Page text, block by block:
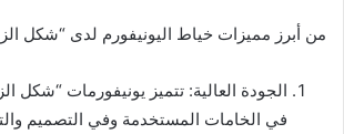
من أبرز مميزات خياط اليونيفورم لدى “شكل
الجودة العالية: تتميز يونيفورمات “شكل
في الخامات المستخدمة وفي التصميم